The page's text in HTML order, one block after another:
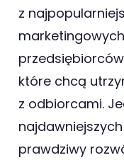
z
które chcą
z odbiorcami.
prawdziwy